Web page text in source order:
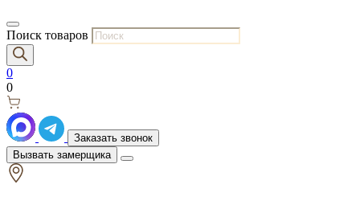
Поиск товаров
0
0
Заказать звонок
Вызвать замерщика